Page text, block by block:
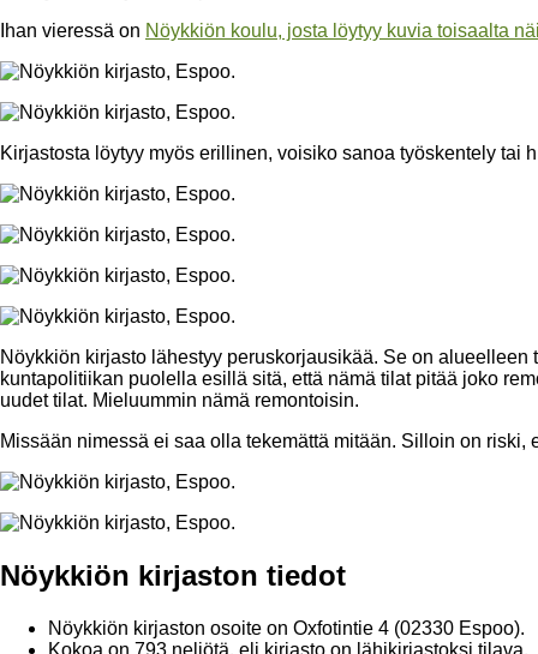
Ihan vieressä on Nöykkiön koulu, josta löytyy kuvia toisaalta
Kirjastosta löytyy myös erillinen, voisiko sanoa työskentely tai
Nöykkiön kirjasto lähestyy peruskorjausikää. Se on
kuntapolitiikan puolella esillä sitä, että nämä tilat pitää joko
uudet tilat. Mieluummin nämä remontoisin.
Missään nimessä ei saa olla tekemättä mitään. Silloin on riski,
Nöykkiön kirjaston tiedot
Nöykkiön kirjaston osoite on Oxfotintie 4 (02330 Espoo).
Kokoa on 793 neliötä, eli kirjasto on lähikirjastoksi tilava.